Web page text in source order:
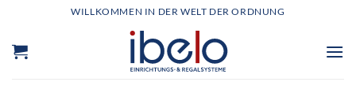
springen
WILLKOMMEN IN DER WELT DER ORDNUNG